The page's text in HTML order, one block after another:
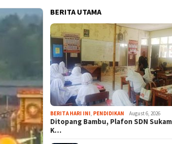
BERITA UTAMA
BERITA HARI INI PENDIDIKAN August 6, 2026
Ditopang Bambu, Plafon SDN
K…